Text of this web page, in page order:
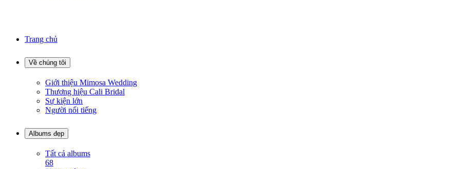
Trang chủ
Về chúng tôi
Giới thiệu Mimosa Wedding
Thương hiệu Cali Bridal
Sự kiện lớn
Người nổi tiếng
Albums đẹp
Tất cả albums
68